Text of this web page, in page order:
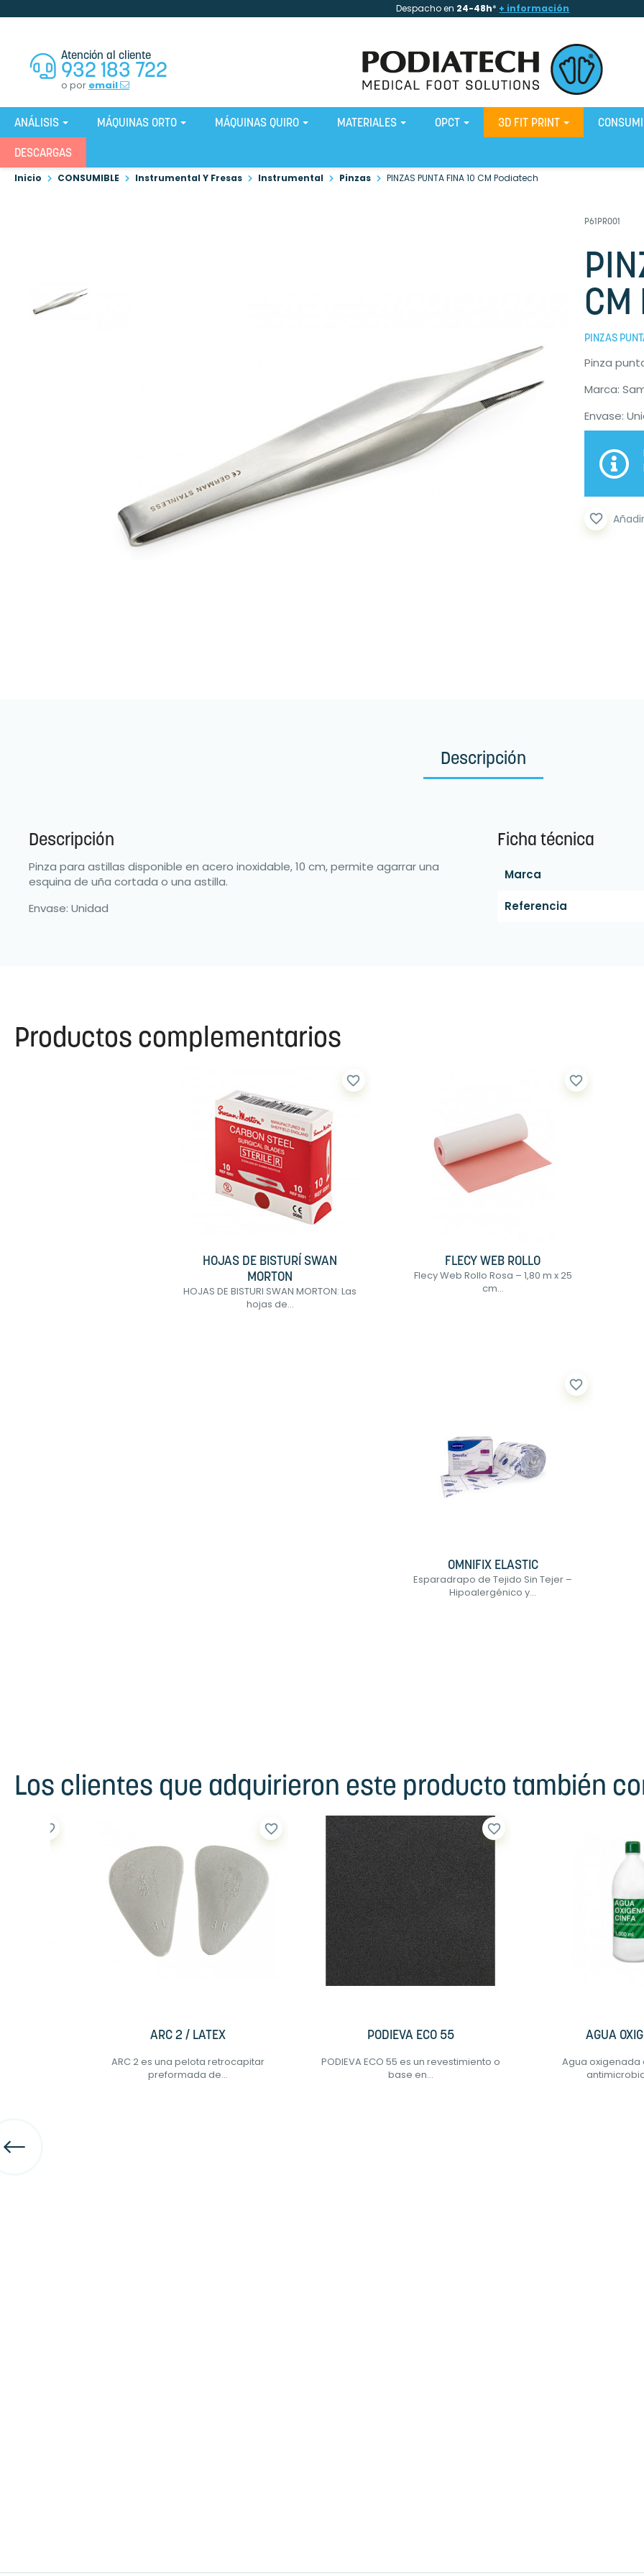
Despacho en 24-48h* + información
Atención al cliente
932 183 722
o por email
ANÁLISIS MÁQUINAS ORTO MÁQUINAS QUIRO MATERIALES OPCT 3D FIT PRINT
DESCARGAS
Inicio CONSUMIBLE Instrumental Y Fresas Instrumental Pinzas PINZAS PUNTA FINA 10 CM Podiatech
P61PR001
CM
PINZAS
Pinza
Marca:
Envase:
favorite_border
Descripción
Descripción
Pinza para astillas disponible en acero inoxidable, 10 cm, permite agarrar una
esquina de uña cortada o una astilla.
Envase: Unidad
Ficha técnica
Marca
Referencia
Productos complementarios
HOJAS DE BISTURÍ SWAN
MORTON
HOJAS DE BISTURI SWAN MORTON: Las
hojas de...
favorite_border
FLECY WEB ROLLO
Flecy Web Rollo Rosa – 1,80 m x 25
cm...
favorite_border
OMNIFIX ELASTIC
Esparadrapo de Tejido Sin Tejer –
Hipoalergénico y...
favorite_border
Los clientes que adquirieron este producto también
favorite_border
ARC 2 / LATEX
ARC 2 es una pelota retrocapitar
preformada de...
favorite_border
PODIEVA ECO 55
PODIEVA ECO 55 es un revestimiento o
base en...
favorite_border
AGUA
Agua oxigenada